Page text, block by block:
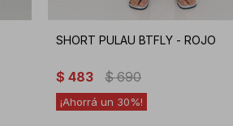
SHORT PULAU BTFLY - ROJO
$ 483 $ 690
30